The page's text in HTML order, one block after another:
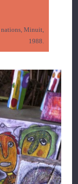
nations, Minuit,
1988.